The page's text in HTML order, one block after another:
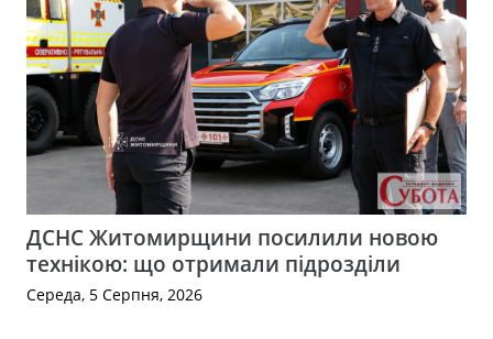
ДСНС Житомирщини посилили новою
технікою: що отримали підрозділи
Середа, 5 Серпня, 2026